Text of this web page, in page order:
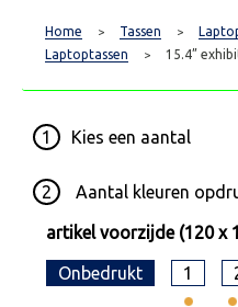
Home > Tassen >
Laptoptassen > 15.4”
1 Kies een aantal
2 Aantal kleuren
artikel voorzijde (120 x
Onbedrukt 1